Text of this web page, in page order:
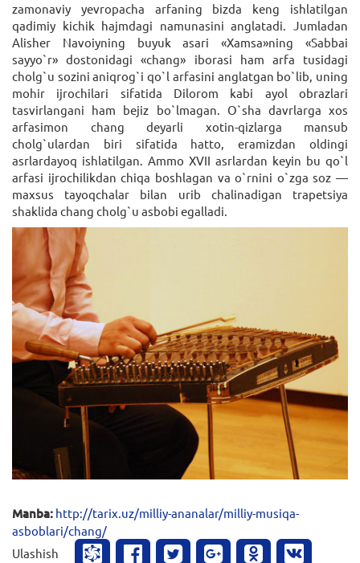
zamonaviy yevropacha arfaning bizda keng ishlatilgan
qadimiy kichik hajmdagi namunasini anglatadi. Jumladan
Alisher Navoiyning buyuk asari «Xamsa»ning «Sabbai
sayyo`r» dostonidagi «chang» iborasi ham arfa tusidagi
cholg`u sozini aniqrog`i qo`l arfasini anglatgan bo`lib, uning
mohir ijrochilari sifatida Dilorom kabi ayol obrazlari
tasvirlangani ham bejiz bo`lmagan. O`sha davrlarga xos
arfasimon chang deyarli xotin-qizlarga mansub
cholg`ulardan biri sifatida hatto, eramizdan oldingi
asrlardayoq ishlatilgan. Ammo XVII asrlardan keyin bu qo`l
arfasi ijrochilikdan chiqa boshlagan va o`rnini o`zga soz —
maxsus tayoqchalar bilan urib chalinadigan trapetsiya
shaklida chang cholg`u asbobi egalladi.
Manba: http://tarix.uz/milliy-ananalar/milliy-musiqa-
asboblari/chang/
Ulashish